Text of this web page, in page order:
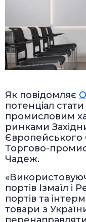
Як повідомляє
потенціал
промисловим
ринками
Європейського
Торгово-
Чадеж.
портів Ізмаїл і
портів та
товари з